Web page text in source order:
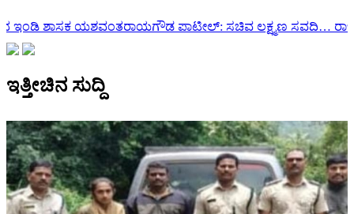
ಪಾಟೀಲ್: ಸಚಿವ ಲಕ್ಷ್ಮಣ ಸವದಿ…ರಾಜ್ಯ ಸಂಪುಟ ವಿಸ್ತರಣೆ | ಅಪ್ಪ
ಇತ್ತೀಚಿನ ಸುದ್ದಿ